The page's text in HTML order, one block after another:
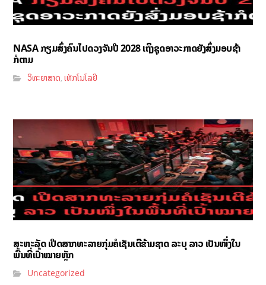
NASA ກຽມສົ່ງຄົນໄປດວງຈັນປີ 2028 ເຖິງຊຸດອາວະກາດຍັງສົ່ງມອບຊ້າ
ກໍຕາມ
ວິທະຍາສາດ,ເທັກໂນໂລຢີ
ສະຫະລັດ ເປີດສາກທະລາຍກຸ່ມຄໍເຊັນເຕີຂ້າມຊາດ ລະບຸ ລາວ ເປັນໜຶ່ງໃນ
ພື້ນທີ່ເປົ້າໝາຍຫຼັກ
Uncategorized